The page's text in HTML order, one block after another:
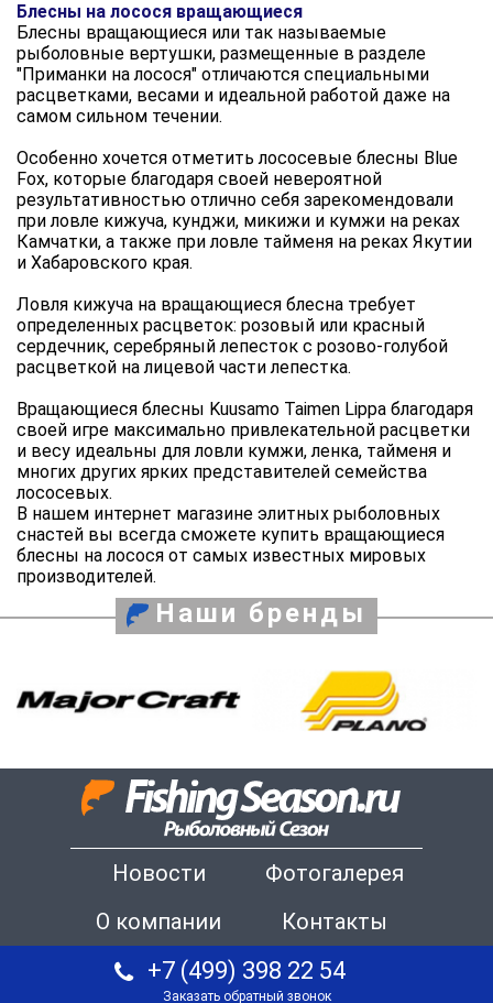
Блесны на лосося вращающиеся
Блесны вращающиеся или так называемые
рыболовные вертушки, размещенные в разделе
"Приманки на лосося" отличаются специальными
расцветками, весами и идеальной работой даже на
самом сильном течении.
Особенно хочется отметить лососевые блесны Blue
Fox, которые благодаря своей невероятной
результативностью отлично себя зарекомендовали
при ловле кижуча, кунджи, микижи и кумжи на реках
Камчатки, а также при ловле тайменя на реках Якутии
и Хабаровского края.
Ловля кижуча на вращающиеся блесна требует
определенных расцветок: розовый или красный
сердечник, серебряный лепесток с розово-голубой
расцветкой на лицевой части лепестка.
Вращающиеся блесны Kuusamo Taimen Lippa благодаря
своей игре максимально привлекательной расцветки
и весу идеальны для ловли кумжи, ленка, тайменя и
многих других ярких представителей семейства
лососевых.
В нашем интернет магазине элитных рыболовных
снастей вы всегда сможете купить вращающиеся
блесны на лосося от самых известных мировых
производителей.
Наши бренды
Новости
Фотогалерея
О компании
Контакты
+7 (499) 398 22 54
Заказать обратный звонок